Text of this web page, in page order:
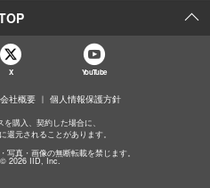
X YouTube
会社概要 個人情報保護方針
購入、契約した場合に、
還元されることがあります。
写真・画像の無断転載を禁じます。
2026 IID, Inc.